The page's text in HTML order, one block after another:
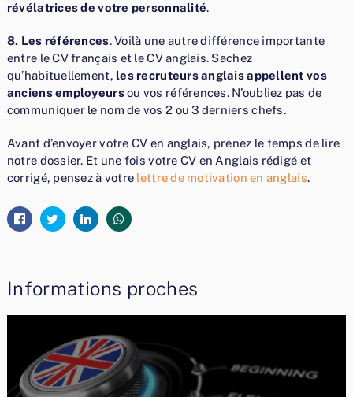
révélatrices de votre personnalité.
8. Les références. Voilà une autre différence importante
entre le CV français et le CV anglais. Sachez
qu’habituellement, les recruteurs anglais appellent vos
anciens employeursou vos références. N’oubliez pas de
communiquer le nom de vos 2 ou 3 derniers chefs.
Avant d’envoyer votre CV en anglais, prenez le temps de lire
notre dossier. Et une fois votre CV en Anglais rédigé et
corrigé, pensez à votre lettre de motivation en anglais.
Informations proches